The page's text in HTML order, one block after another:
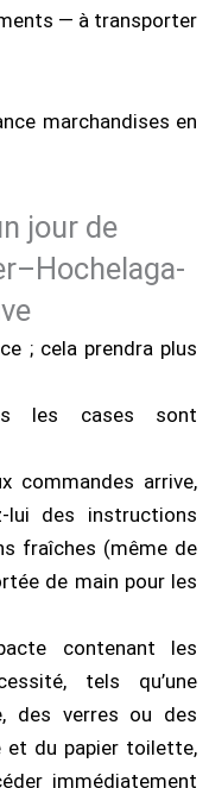
— à transporter
marchandises en
jour de
; cela prendra plus
les cases sont
commandes arrive,
lui des instructions
fraîches (même de
de main pour les
contenant les
tels qu’une
des verres ou des
et du papier toilette,
immédiatement